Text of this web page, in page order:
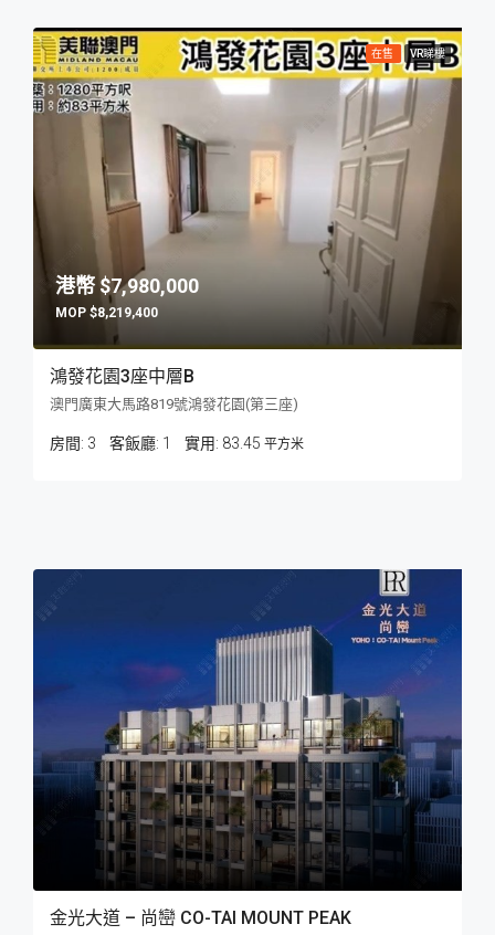
在售 VR睇樓
$7,980,000
$8,219,400
鴻發花園3座中層B
澳門廣東大馬路819號鴻發花園(第三座)
房間: 3 客飯廳: 1 83.45 平方米
金光大道 – 尚巒 CO-TAI MOUNT PEAK